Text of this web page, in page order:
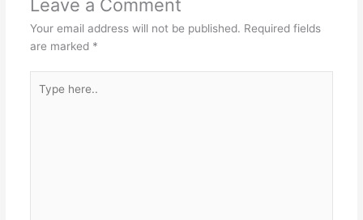
Leave a Comment
Your email address will not be published. Required fields
are marked *
here..